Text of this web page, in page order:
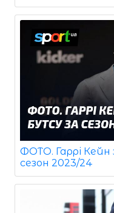
ФОТО. Гаррі
сезон 2023/24